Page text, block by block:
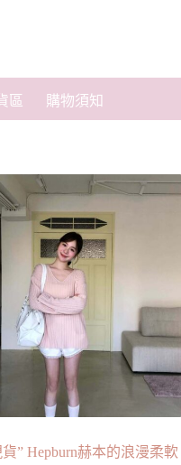
區 購物須知
” Hepburn赫本的浪漫柔軟